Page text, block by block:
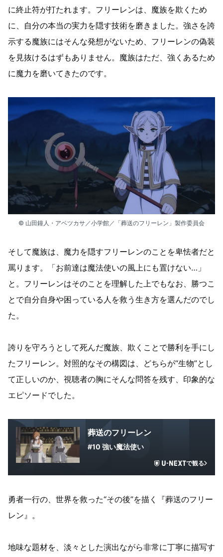
に終止符が打たれます。フリーレンは、魔族を欺くため
に、自分の本当の実力を隠す技術を磨きました。強さを誇
示する魔族にはそんな発想がないため、フリーレンの偽装
を見抜けるはずもありません。魔族はただ、強くあるため
に魔力を磨いてきたのです。
© 山田鐘人・アベツカサ／小学館／「葬送のフリーレン」製作委員会
そして魔族は、魔力を隠すフリーレンのことを卑怯者だと
罵ります。「お前達は魔法使いの風上にも置けない…」
と。フリーレンはそのことを理解した上でもなお、勝つこ
とで自分自身や困っている人を救う生き方を選んだのでし
た。
誇りを守ろうとして死んだ魔族、欺くことで勝利を手にし
たフリーレン。対照的なその構図は、どちらが“生物”とし
て正しいのか、視聴者の胸にそんな問答を残す、印象的な
エピソードでした。
葬送のフリーレン
#10 強い魔法使い
で観る
勇者一行の、世界を救った“その後”を描く『葬送のフリー
レン』。
地味な題材を、淡々とした演出ながら非常に丁寧に描写す